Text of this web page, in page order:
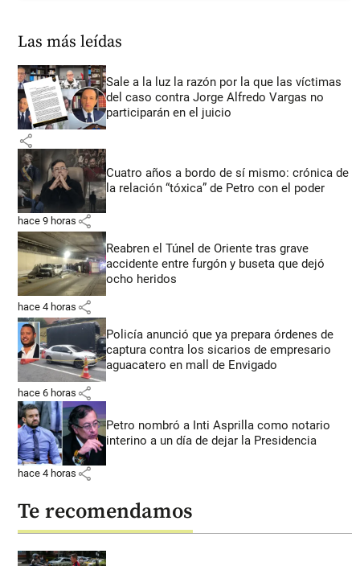
Las más leídas
Sale a la luz la razón por la que las víctimas
del caso contra Jorge Alfredo Vargas no
participarán en el juicio
share
Cuatro años a bordo de sí mismo: crónica de
la relación “tóxica” de Petro con el poder
hace 9 horas share
Reabren el Túnel de Oriente tras grave
accidente entre furgón y buseta que dejó
ocho heridos
hace 4 horas share
Policía anunció que ya prepara órdenes de
captura contra los sicarios de empresario
aguacatero en mall de Envigado
hace 6 horas share
Petro nombró a Inti Asprilla como notario
interino a un día de dejar la Presidencia
hace 4 horas share
Te recomendamos